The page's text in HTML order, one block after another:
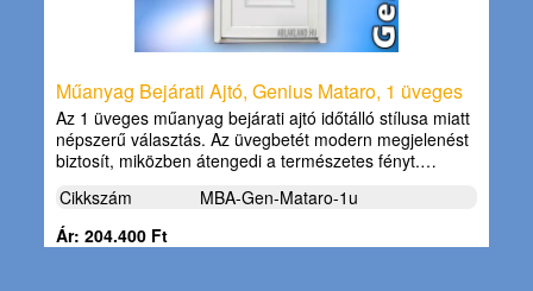
Műanyag Bejárati Ajtó, Genius Mataro, 1 üveges
Az 1 üveges műanyag bejárati ajtó időtálló stílusa miatt
népszerű választás. Az üvegbetét modern megjelenést
biztosít, miközben átengedi a természetes fényt.…
Cikkszám
MBA-Gen-Mataro-1u
Ár: 204.400 Ft